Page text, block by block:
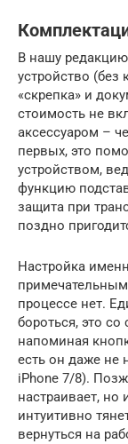
В нашу
устройство (без
«скрепка» и
стоимость не
аксессуаром –
первых, это
устройством,
функцию
защита при
поздно
Настройка
процессе нет.
бороться, это
напоминая
есть он даже не
iPhone 7/8).
настраивает,
интуитивно
вернуться на